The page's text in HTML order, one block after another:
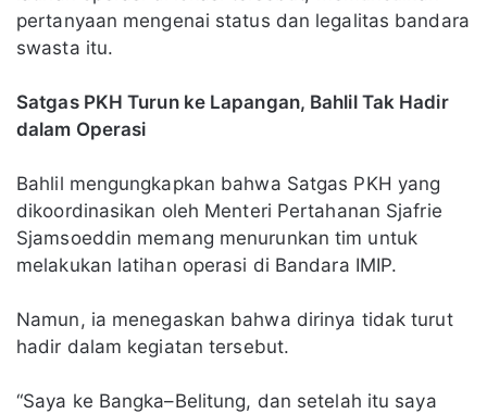
pertanyaan mengenai status dan legalitas bandara
swasta itu.
Satgas PKH Turun ke Lapangan, Bahlil Tak Hadir
dalam Operasi
Bahlil mengungkapkan bahwa Satgas PKH yang
dikoordinasikan oleh Menteri Pertahanan Sjafrie
Sjamsoeddin memang menurunkan tim untuk
melakukan latihan operasi di Bandara IMIP.
Namun, ia menegaskan bahwa dirinya tidak turut
hadir dalam kegiatan tersebut.
“Saya ke Bangka–Belitung, dan setelah itu saya